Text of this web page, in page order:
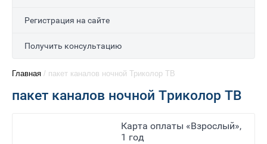
Регистрация на сайте
Получить консультацию
Главная / пакет каналов ночной Триколор ТВ
пакет каналов ночной Триколор ТВ
Карта оплаты «Взрослый»,
1 год